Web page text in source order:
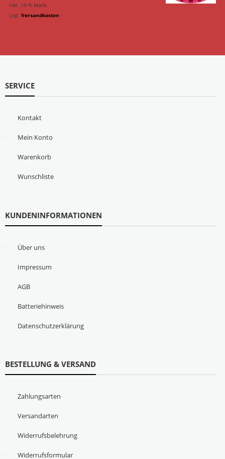
inkl. 19 % MwSt.
zzgl. Versandkosten
SERVICE
Kontakt
Mein Konto
Warenkorb
Wunschliste
KUNDENINFORMATIONEN
Über uns
Impressum
AGB
Batteriehinweis
Datenschutzerklärung
BESTELLUNG & VERSAND
Zahlungsarten
Versandarten
Widerrufsbelehrung
Widerrufsformular